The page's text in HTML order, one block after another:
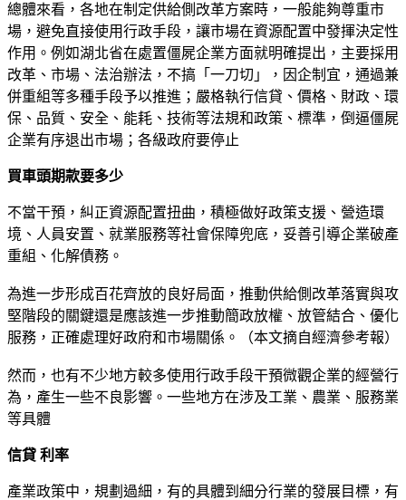
總體來看，各地在制定供給側改革方案時，一般能夠尊重市
場，避免直接使用行政手段，讓市場在資源配置中發揮決定性
作用。例如湖北省在處置僵屍企業方面就明確提出，主要採用
改革、市場、法治辦法，不搞「一刀切」，因企制宜，通過兼
併重組等多種手段予以推進；嚴格執行信貸、價格、財政、環
保、品質、安全、能耗、技術等法規和政策、標準，倒逼僵屍
企業有序退出市場；各級政府要停止
買車頭期款要多少
不當干預，糾正資源配置扭曲，積極做好政策支援、營造環
境、人員安置、就業服務等社會保障兜底，妥善引導企業破產
重組、化解債務。
為進一步形成百花齊放的良好局面，推動供給側改革落實與攻
堅階段的關鍵還是應該進一步推動簡政放權、放管結合、優化
服務，正確處理好政府和市場關係。（本文摘自經濟參考報）
然而，也有不少地方較多使用行政手段干預微觀企業的經營行
為，產生一些不良影響。一些地方在涉及工業、農業、服務業
等具體
信貸 利率
產業政策中，規劃過細，有的具體到細分行業的發展目標，有